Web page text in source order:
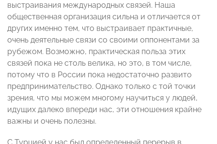
выстраивания международных связей. Наша
общественная организация сильна и отличается от
других именно тем, что выстраивает практичные,
очень деятельные связи со своими оппонентами за
рубежом. Возможно, практическая польза этих
связей пока не столь велика, но это, в том числе,
потому что в России пока недостаточно развито
предпринимательство. Однако только с той точки
зрения, что мы можем многому научиться у людей,
идущих далеко впереди нас, эти отношения крайне
важны и очень полезны.